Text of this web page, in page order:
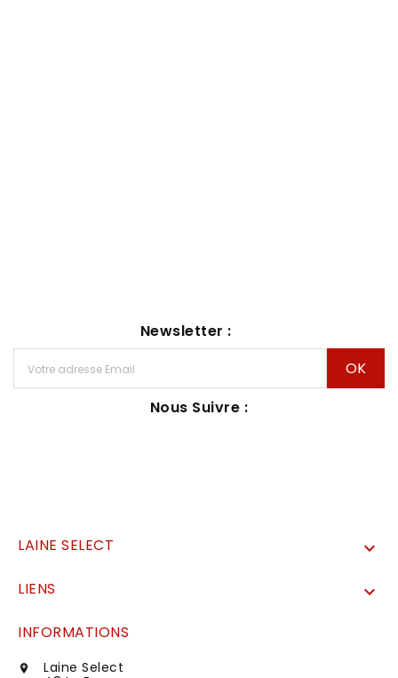
Newsletter :
Nous Suivre :
LAINE SELECT 
LIENS 
INFORMATIONS

Laine Select